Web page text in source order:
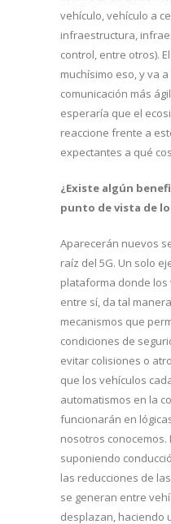
vehículo, vehículo a
infraestructura,
control, entre otros).
muchísimo eso, y va
comunicación más
esperaría que el
reaccione frente a
expectantes a qué
¿Existe algún
punto de vista de
Aparecerán nuevos
raíz del 5G. Un solo
plataforma donde los
entre sí, da tal
mecanismos que
condiciones de
evitar colisiones o
que los vehículos
automatismos en la
funcionarán en
nosotros conocemos.
suponiendo
las reducciones de
se generan entre
desplazan, haciendo